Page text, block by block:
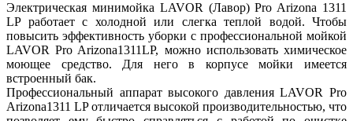
Электрическая минимойка LAVOR (Лавор) Pro Arizona 1311
LP работает с холодной или слегка теплой водой. Чтобы
повысить эффективность уборки с профессиональной мойкой
LAVOR Pro Arizona1311LP, можно использовать химическое
моющее средство. Для него в корпусе мойки имеется
встроенный бак.
Профессиональный аппарат высокого давления LAVOR Pro
Arizona1311 LP отличается высокой производительностью, что